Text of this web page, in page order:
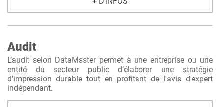
Audit
L’audit selon DataMaster permet à une entreprise ou une
entité du secteur public d’élaborer une stratégie
d’impression durable tout en profitant de l'avis d'expert
indépendant.